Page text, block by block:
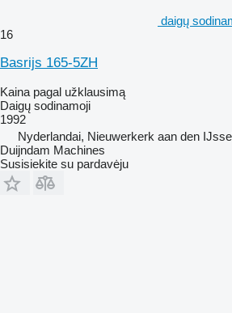
daigų
16
Basrijs 165-5ZH
Kaina pagal užklausimą
Daigų sodinamoji
1992
Nyderlandai, Nieuwerkerk aan den
Duijndam Machines
Susisiekite su pardavėju